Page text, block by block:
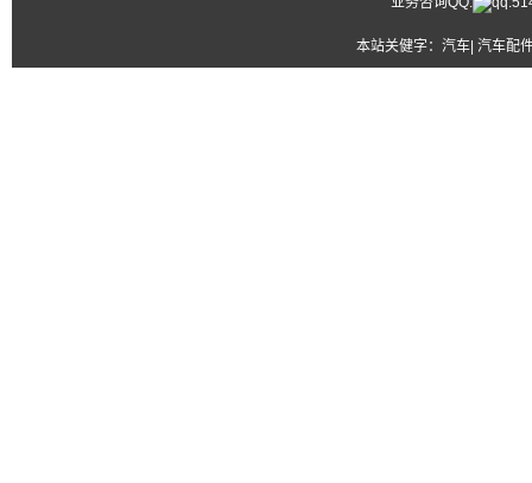
本站关健字： 汽车| 汽车配